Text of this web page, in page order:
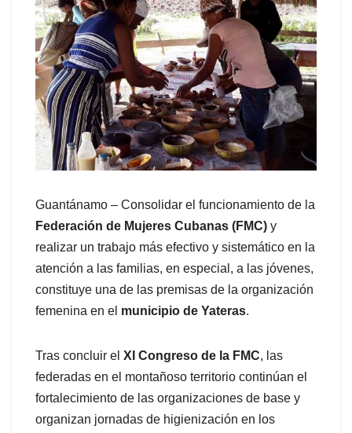
Guantánamo – Consolidar el funcionamiento de la
Federación de Mujeres Cubanas (FMC) y
realizar un trabajo más efectivo y sistemático en la
atención a las familias, en especial, a las jóvenes,
constituye una de las premisas de la organización
femenina en el municipio de Yateras.
Tras concluir el XI Congreso de la FMC, las
federadas en el montañoso territorio continúan el
fortalecimiento de las organizaciones de base y
organizan jornadas de higienización en los